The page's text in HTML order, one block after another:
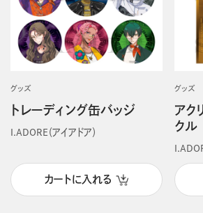
グッズ
トレーディング缶バッジ
I.ADORE（アイアドア）
カートに入れる
グッズ
アク
クル